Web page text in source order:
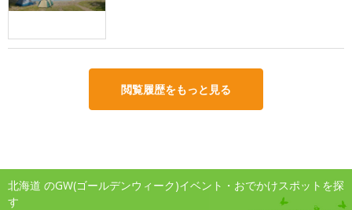
閲覧履歴をもっと見る
北海道 のGW(ゴールデンウィーク)イベント・おでかけスポットを探
す